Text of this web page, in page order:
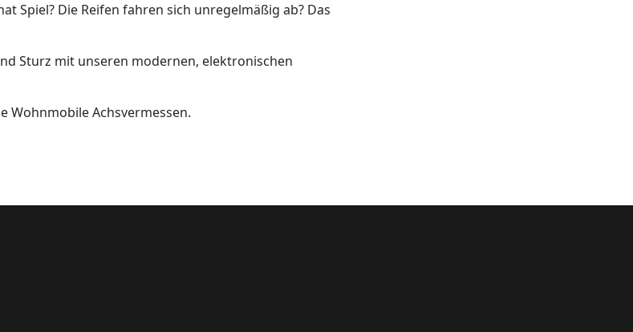
Spiel? Die Reifen fahren sich unregelmäßig ab? Das
Sturz mit unseren modernen, elektronischen
Wohnmobile Achsvermessen.